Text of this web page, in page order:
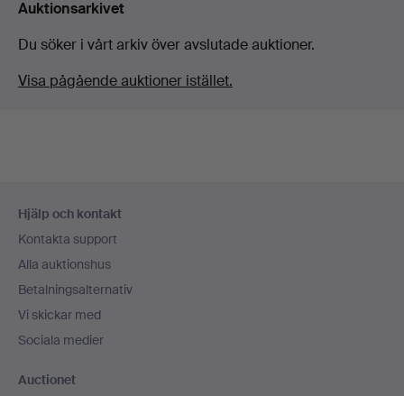
Auktionsarkivet
Du söker i vårt arkiv över avslutade auktioner.
Visa pågående auktioner istället.
Hjälp och kontakt
Kontakta support
Alla auktionshus
Betalningsalternativ
Vi skickar med
Sociala medier
Auctionet